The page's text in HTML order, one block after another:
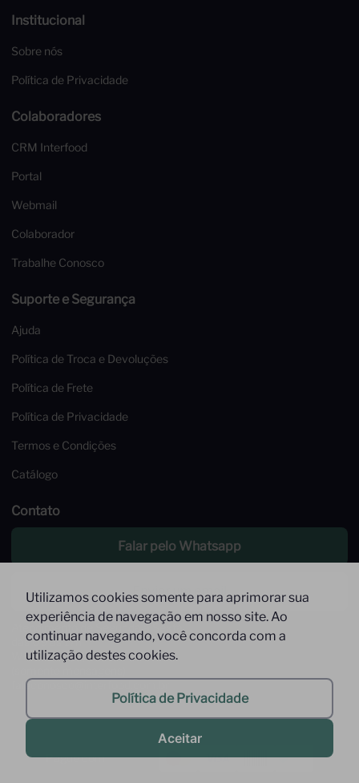
Utilizamos cookies somente para aprimorar sua
experiência de navegação em nosso site. Ao
continuar navegando, você concorda com a
utilização destes cookies.
Política de Privacidade
Aceitar
Institucional
Sobre nós
Política de Privacidade
Colaboradores
CRM Interfood
Portal
Webmail
Colaborador
Trabalhe Conosco
Suporte e Segurança
Ajuda
Política de Troca e Devoluções
Política de Frete
Política de Privacidade
Termos e Condições
Catálogo
Contato
Falar pelo Whatsapp
Enviar um email
Atendimento de Segunda à Sexta,
das 09 às 17h
Whatsapp: (11) 9 9278-9369
faleconosco@interfood.com.br
Pague com